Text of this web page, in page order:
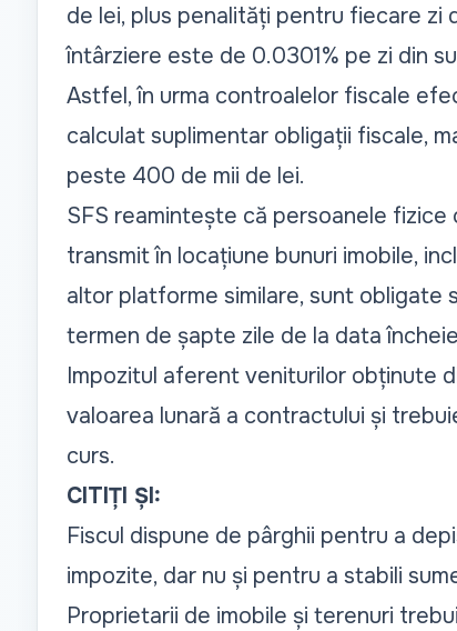
de lei, plus penalități pentru fiecare zi
întârziere este de 0.0301% pe zi din
Astfel, în urma controalelor fiscale
calculat suplimentar obligații fiscale,
peste 400 de mii de lei.
SFS reamintește că persoanele
transmit în locațiune bunuri imobile,
altor platforme similare, sunt obligate
termen de șapte zile de la data
Impozitul aferent veniturilor obținute
valoarea lunară a contractului și
curs.
CITIȚI ȘI:
Fiscul dispune de pârghii pentru a
impozite, dar nu și pentru a stabili
Proprietarii de imobile și terenuri